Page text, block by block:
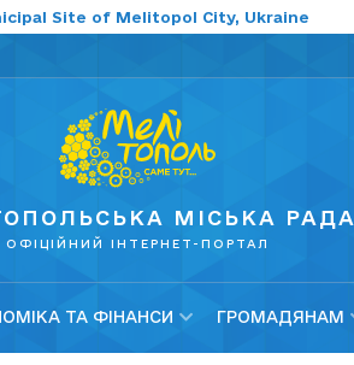
Site of Melitopol City, Ukraine
МІСЬКА РАДА
ОФІЦІЙНИЙ ІНТЕРНЕТ-ПОРТАЛ
ТА ФІНАНСИ ГРОМАДЯНАМ